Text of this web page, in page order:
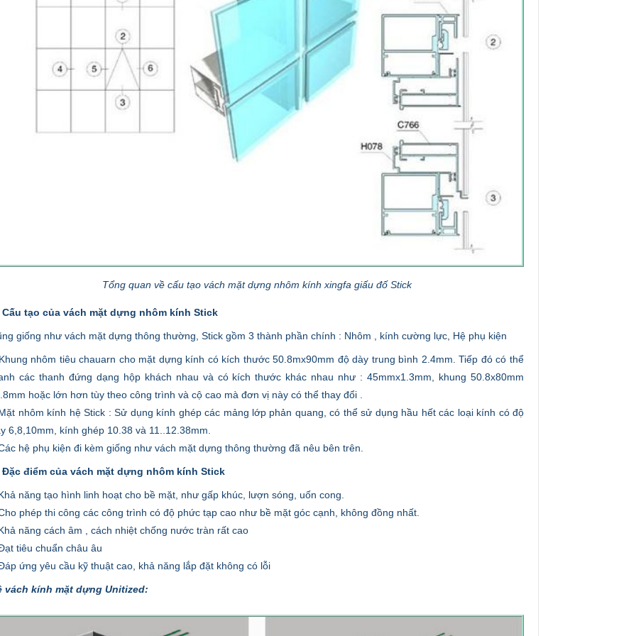
Tổng quan về cấu tạo vách mặt dựng nhôm kính xingfa giấu đố Stick
Cấu tạo của vách mặt dựng nhôm kính Stick
giống như vách mặt dựng thông thường, Stick gồm 3 thành phần chính : Nhôm , kính cường lực, Hệ phụ kiện
nhôm tiêu chauarn cho mặt dựng kính có kích thước 50.8mx90mm độ dày trung bình 2.4mm. Tiếp đó có thể
các thanh đứng dạng hộp khách nhau và có kích thước khác nhau như : 45mmx1.3mm, khung 50.8x80mm
hoặc lớn hơn tùy theo công trình và cộ cao mà đơn vị này có thể thay đổi .
nhôm kính hệ Stick : Sử dụng kính ghép các mảng lớp phản quang, có thể sử dụng hầu hết các loại kính có độ
6,8,10mm, kính ghép 10.38 và 11..12.38mm.
hệ phụ kiện đi kèm giống như vách mặt dựng thông thường đã nêu bên trên.
Đặc điểm của vách mặt dựng nhôm kính Stick
năng tạo hình linh hoạt cho bề mặt, như gấp khúc, lượn sóng, uốn cong.
phép thi công các công trình có độ phức tạp cao như bề mặt góc cạnh, không đồng nhất.
năng cách âm , cách nhiệt chống nước tràn rất cao
tiêu chuẩn châu âu
ứng yêu cầu kỹ thuật cao, khả năng lắp đặt không có lỗi
vách kính mặt dựng Unitized: